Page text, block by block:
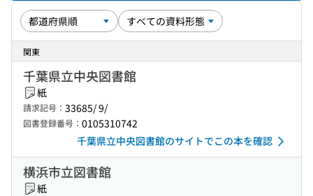
関東
千葉県立中央図書館
紙
請求記号： 33685/ 9/
図書登録番号： 0105310742
千葉県立中央図書館のサイトでこの本を確認
横浜市立図書館
紙